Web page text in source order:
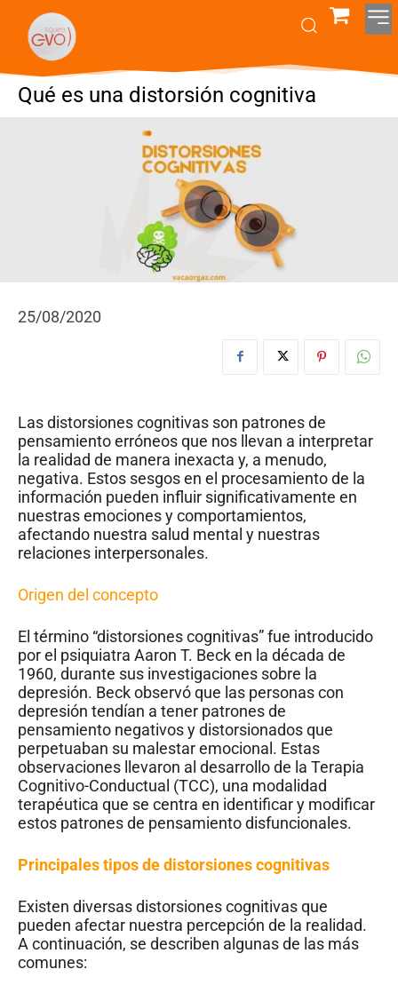
Qué es una distorsión cognitiva
25/08/2020
Las distorsiones cognitivas son patrones de
pensamiento erróneos que nos llevan a interpretar
la realidad de manera inexacta y, a menudo,
negativa. Estos sesgos en el procesamiento de la
información pueden influir significativamente en
nuestras emociones y comportamientos,
afectando nuestra salud mental y nuestras
relaciones interpersonales.
Origen del concepto
El término “distorsiones cognitivas” fue introducido
por el psiquiatra Aaron T. Beck en la década de
1960, durante sus investigaciones sobre la
depresión. Beck observó que las personas con
depresión tendían a tener patrones de
pensamiento negativos y distorsionados que
perpetuaban su malestar emocional. Estas
observaciones llevaron al desarrollo de la Terapia
Cognitivo-Conductual (TCC), una modalidad
terapéutica que se centra en identificar y modificar
estos patrones de pensamiento disfuncionales.
Principales tipos de distorsiones cognitivas
Existen diversas distorsiones cognitivas que
pueden afectar nuestra percepción de la realidad.
A continuación, se describen algunas de las más
comunes: